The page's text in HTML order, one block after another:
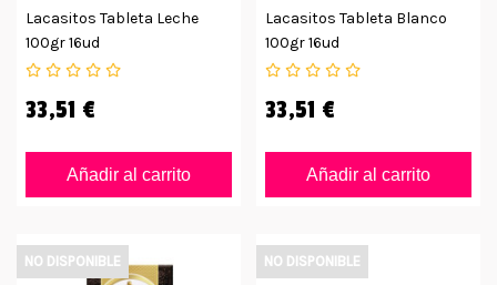
Lacasitos Tableta Leche
100gr 16ud
33,51 €
Añadir al carrito
Lacasitos Tableta Blanco
100gr 16ud
33,51 €
Añadir al carrito
NO DISPONIBLE NO DISPONIBLE